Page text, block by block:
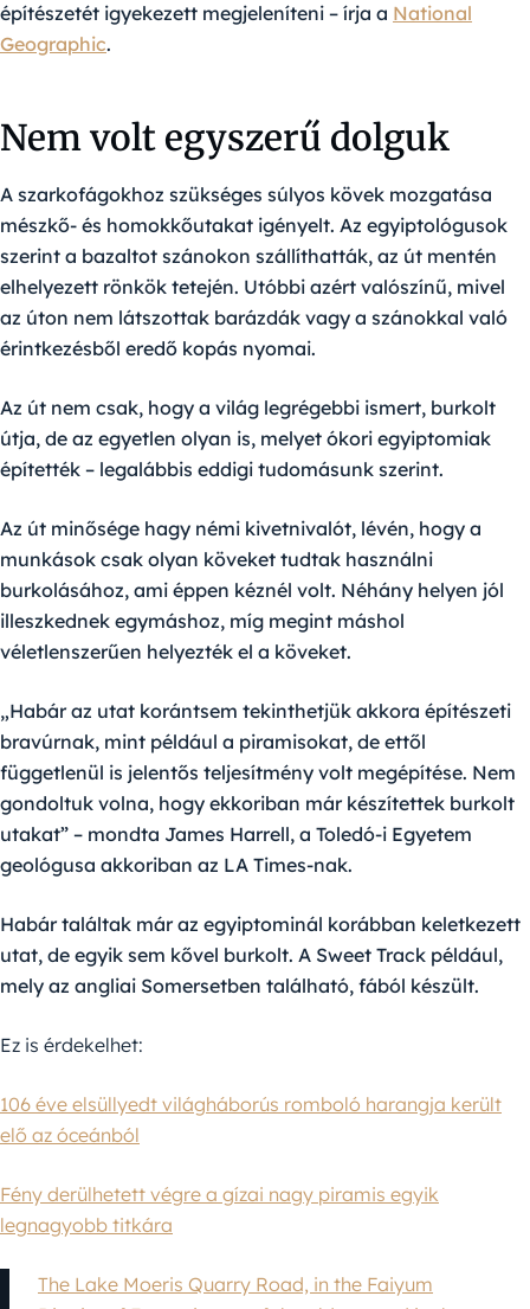
építészetét igyekezett megjeleníteni – írja a National
Geographic.
Nem volt egyszerű dolguk
A szarkofágokhoz szükséges súlyos kövek mozgatása
mészkő- és homokkőutakat igényelt. Az egyiptológusok
szerint a bazaltot szánokon szállíthatták, az út mentén
elhelyezett rönkök tetején. Utóbbi azért valószínű, mivel
az úton nem látszottak barázdák vagy a szánokkal való
érintkezésből eredő kopás nyomai.
Az út nem csak, hogy a világ legrégebbi ismert, burkolt
útja, de az egyetlen olyan is, melyet ókori egyiptomiak
építették – legalábbis eddigi tudomásunk szerint.
Az út minősége hagy némi kivetnivalót, lévén, hogy a
munkások csak olyan köveket tudtak használni
burkolásához, ami éppen kéznél volt. Néhány helyen jól
illeszkednek egymáshoz, míg megint máshol
véletlenszerűen helyezték el a köveket.
„Habár az utat korántsem tekinthetjük akkora építészeti
bravúrnak, mint például a piramisokat, de ettől
függetlenül is jelentős teljesítmény volt megépítése. Nem
gondoltuk volna, hogy ekkoriban már készítettek burkolt
utakat” – mondta James Harrell, a Toledó-i Egyetem
geológusa akkoriban az LA Times-nak.
Habár találtak már az egyiptominál korábban keletkezett
utat, de egyik sem kővel burkolt. A Sweet Track például,
mely az angliai Somersetben található, fából készült.
Ez is érdekelhet:
106 éve elsüllyedt világháborús romboló harangja került
elő az óceánból
Fény derülhetett végre a gízai nagy piramis egyik
legnagyobb titkára
The Lake Moeris Quarry Road, in the Faiyum